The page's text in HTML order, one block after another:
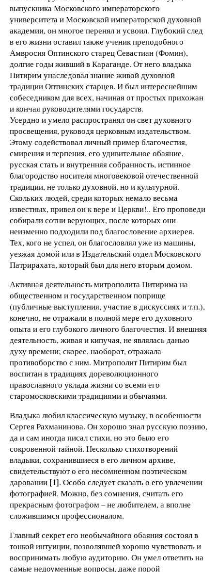
выпускника Московского императорского
университета и Московской императорской духовной
академии, он многое перенял и усвоил. Глубокий след
в его жизни оставил также ученик преподобного
Амвросия Оптинского старец Севастиан (Фомин),
долгие годы живший в Караганде. От него владыка
Питирим унаследовал знание живой духовной
традиции Оптинских старцев. И был интереснейшим
собеседником для всех, начиная от простых прихожан
и кончая руководителями государств.
Усердно и умело распространял он свет духовного
просвещения, руководя церковным издательством.
Этому содействовал личный пример благочестия,
смирения и терпения, его удивительное обаяние,
русская стать и внутренняя собранность, истинное
благородство носителя многовековой отечественной
традиции, не только духовной, но и культурной.
Скольких людей, среди которых немало весьма
известных, привел он к вере и Церкви!.. Его проповеди
собирали сотни верующих, после которых они
неизменно подходили под благословение архиерея.
Тех, кого не успел, он благословлял уже из машины,
уезжая домой или в Издательский отдел Московского
Патрирахата, который был для него вторым домом.
Активная деятельность митрополита Питирима на
общественном и государственном поприще
(публичные выступления, участие в дискуссиях и т.п.),
конечно, не отражали в полной мере его духовного
опыта и его глубокого личного благочестия. И внешняя
деятельность, живая и кипучая, не являлась данью
духу времени; скорее, наоборот, отражала
противоборство с ним. Митрополит Питирим был
воспитан в традициях дореволюционного
православного уклада жизни со всеми его
старомосковскими традициями и обычаями.
Владыка любил классическую музыку, в особенности
Сергея Рахманинова. Он хорошо знал русскую поэзию,
да и сам иногда писал стихи, но это было его
сокровенной тайной. Несколько стихотворений
владыки, сохранившиеся в его личном архиве,
свидетельствуют о его несомненном поэтическом
даровании [1]. Особо следует сказать о его увлечении
фотографией. Можно, без сомнения, считать его
прекрасным фотографом – не любителем, а вполне
сложившимся профессионалом.
Главный секрет его необычайного обаяния состоял в
тонкой интуиции, позволявшей хорошо чувствовать и
воспринимать любую аудиторию. Он умел ответить на
самые недоуменные вопросы, даже порой